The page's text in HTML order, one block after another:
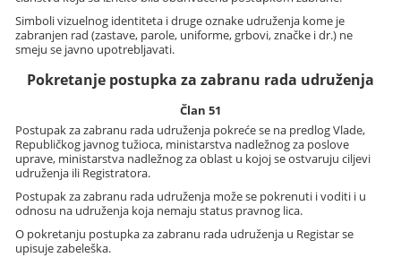
Simboli vizuelnog identiteta i druge oznake udruženja kome je
zabranjen rad (zastave, parole, uniforme, grbovi, značke i dr.) ne
smeju se javno upotrebljavati.
Pokretanje postupka za zabranu rada udruženja
Član 51
Postupak za zabranu rada udruženja pokreće se na predlog Vlade,
Republičkog javnog tužioca, ministarstva nadležnog za poslove
uprave, ministarstva nadležnog za oblast u kojoj se ostvaruju ciljevi
udruženja ili Registratora.
Postupak za zabranu rada udruženja može se pokrenuti i voditi i u
odnosu na udruženja koja nemaju status pravnog lica.
O pokretanju postupka za zabranu rada udruženja u Registar se
upisuje zabeleška.